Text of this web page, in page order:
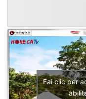
Fai clic per